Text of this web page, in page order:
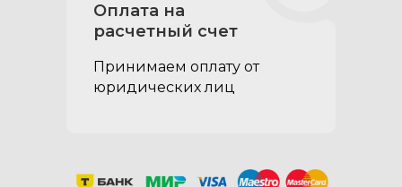
исключают возможность
склоне или резком старте
Оплата на
расчетный счет
Принимаем оплату от
юридических лиц